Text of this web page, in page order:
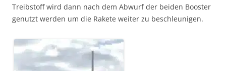
Treibstoff wird dann nach dem Abwurf der beiden Booster
genutzt werden um die Rakete weiter zu beschleunigen.